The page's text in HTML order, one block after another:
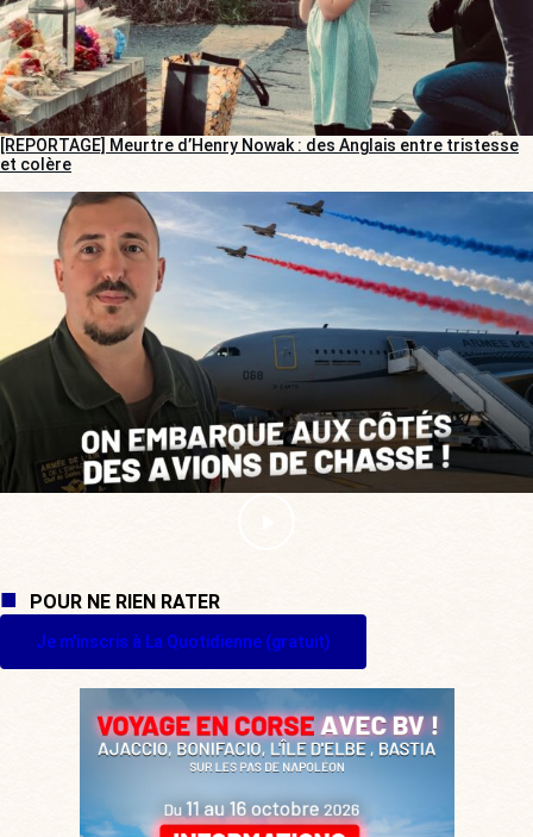
[REPORTAGE] Meurtre d’Henry Nowak : des Anglais entre tristesse
et colère
POUR NE RIEN RATER
Je m'inscris à La Quotidienne (gratuit)